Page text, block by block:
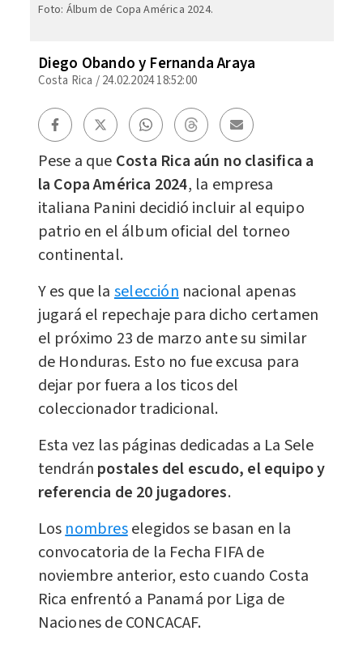
Foto: Álbum de Copa América 2024.
Diego Obando y Fernanda Araya
Costa Rica /24.02.2024 18:52:00
Pese a que Costa Rica aún no clasifica a
la Copa América 2024, la empresa
italiana Panini decidió incluir al equipo
patrio en el álbum oficial del torneo
continental.
Y es que la selección nacional apenas
jugará el repechaje para dicho certamen
el próximo 23 de marzo ante su similar
de Honduras. Esto no fue excusa para
dejar por fuera a los ticos del
coleccionador tradicional.
Esta vez las páginas dedicadas a La Sele
tendrán postales del escudo, el equipo y
referencia de 20 jugadores.
Los nombreselegidos se basan en la
convocatoria de la Fecha FIFA de
noviembre anterior, esto cuando Costa
Rica enfrentó a Panamá por Liga de
Naciones de CONCACAF.